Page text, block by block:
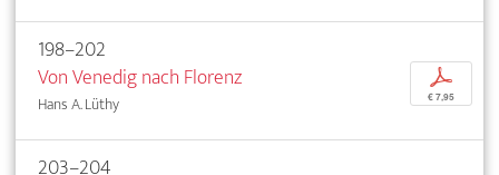
198–202
Von Venedig nach Florenz
Hans A. Lüthy
p
€ 7,95
203–204